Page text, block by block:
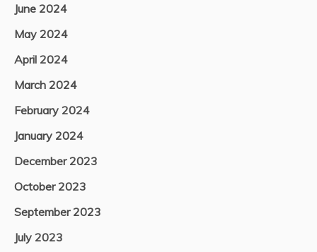
June 2024
May 2024
April 2024
March 2024
February 2024
January 2024
December 2023
October 2023
September 2023
July 2023